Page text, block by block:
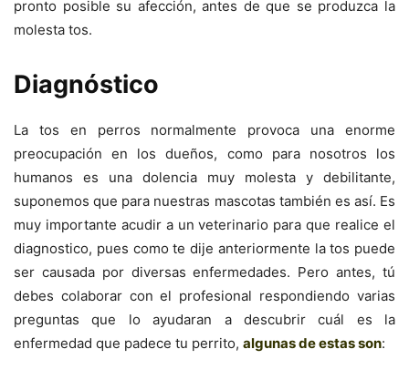
pronto posible su afección, antes de que se produzca la
molesta tos.
Diagnóstico
La tos en perros normalmente provoca una enorme
preocupación en los dueños, como para nosotros los
humanos es una dolencia muy molesta y debilitante,
suponemos que para nuestras mascotas también es así. Es
muy importante acudir a un veterinario para que realice el
diagnostico, pues como te dije anteriormente la tos puede
ser causada por diversas enfermedades. Pero antes, tú
debes colaborar con el profesional respondiendo varias
preguntas que lo ayudaran a descubrir cuál es la
enfermedad que padece tu perrito, algunas de estas son: